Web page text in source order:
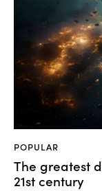
POPULAR
The greatest
21st century